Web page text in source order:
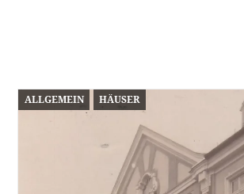
ALLGEMEIN HÄUSER